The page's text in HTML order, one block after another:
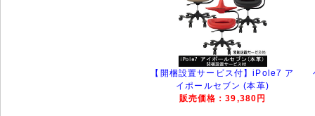
【開梱設置サービス付】iPole7 ア
イポールセブン (本革)
販売価格：39,380円